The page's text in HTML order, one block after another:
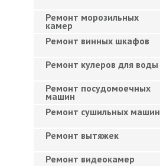
Ремонт морозильных
камер
Ремонт винных шкафов
Ремонт кулеров для воды
Ремонт посудомоечных
машин
Ремонт сушильных машин
Ремонт вытяжек
Ремонт видеокамер